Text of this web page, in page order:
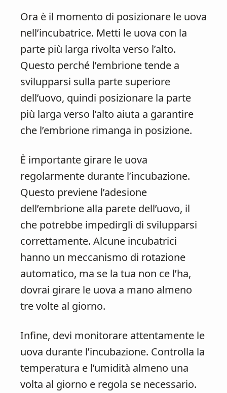
Ora è il momento di posizionare le uova
nell’incubatrice. Metti le uova con la
parte più larga rivolta verso l’alto.
Questo perché l’embrione tende a
svilupparsi sulla parte superiore
dell’uovo, quindi posizionare la parte
più larga verso l’alto aiuta a garantire
che l’embrione rimanga in posizione.
È importante girare le uova
regolarmente durante l’incubazione.
Questo previene l’adesione
dell’embrione alla parete dell’uovo, il
che potrebbe impedirgli di svilupparsi
correttamente. Alcune incubatrici
hanno un meccanismo di rotazione
automatico, ma se la tua non ce l’ha,
dovrai girare le uova a mano almeno
tre volte al giorno.
Infine, devi monitorare attentamente le
uova durante l’incubazione. Controlla la
temperatura e l’umidità almeno una
volta al giorno e regola se necessario.